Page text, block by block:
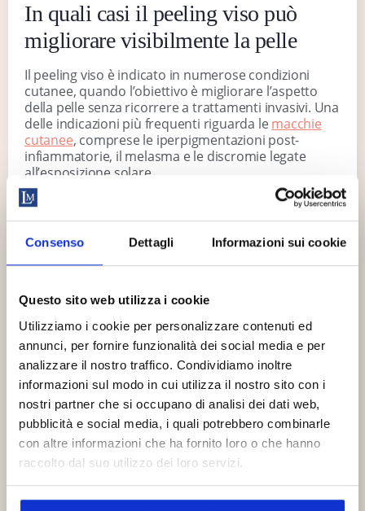
Consenso Dettagli Informazioni sui cookie
Questo sito web utilizza i cookie
Utilizziamo i cookie per personalizzare contenuti ed
annunci, per fornire funzionalità dei social media e per
analizzare il nostro traffico. Condividiamo inoltre
informazioni sul modo in cui utilizza il nostro sito con i
nostri partner che si occupano di analisi dei dati web,
pubblicità e social media, i quali potrebbero combinarle
con altre informazioni che ha fornito loro o che hanno
raccolto dal suo utilizzo dei loro servizi.
In quali casi il peeling viso può
migliorare visibilmente la pelle
Il peeling viso è indicato in numerose condizioni
cutanee, quando l’obiettivo è migliorare l’aspetto
della pelle senza ricorrere a trattamenti invasivi. Una
delle indicazioni più frequenti riguarda lemacchie
cutanee, comprese le iperpigmentazioni post-
infiammatorie, il melasma e le discromie legate
all’esposizione solare.
In questi casi, l’esfoliazione controllata contribuisce
arendere il colorito più uniforme, favorendo una
distribuzione più regolare della melanina negli strati
superficiali della pelle. Il peeling viene spesso
utilizzato anche nel trattamento dell’acne, in
sua capacità di ridurre l’ispessimento cutaneo e
Un altro ambito di applicazione riguarda il
miglioramento della texture della pelle e dei segni
residui post-acneici superficiali. Lastimolazione del
rinnovamento cellulareconsente di affinare la
grana cutanea e rendere l’incarnato più omogeneo.
Il peeling viso è inoltre indicato nei primi segni
dell’invecchiamento cutaneo, come perdita di
luminosità, pelle spenta e comparsa di linee sottili. In
questi casi, il trattamento aiuta a migliorare la
qualità complessiva della pelle, rendendola più
CHIUSI DALL’8
AL 23
AGOSTO
Riapriamo il 24
agosto.
Le richieste
ricevute durante la
chiusura saranno
gestite alla
riapertura.
Continua la
navigazione